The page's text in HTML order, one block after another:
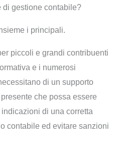
di gestione contabile?
i principali.
piccoli e grandi contribuenti
e i numerosi
di un supporto
che possa essere
di una corretta
contabile ed evitare sanzioni